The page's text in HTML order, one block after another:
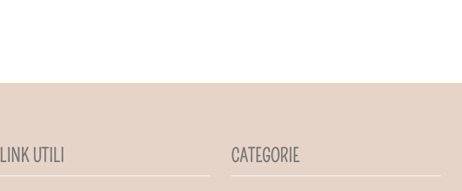
LINK UTILI CATEGORIE